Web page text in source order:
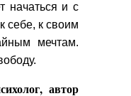
начаться и с
себе, к своим
мечтам.
автор